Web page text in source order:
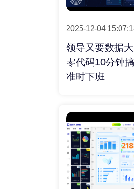
2025-12-04
领导又要数据
零代码10分钟
准时下班